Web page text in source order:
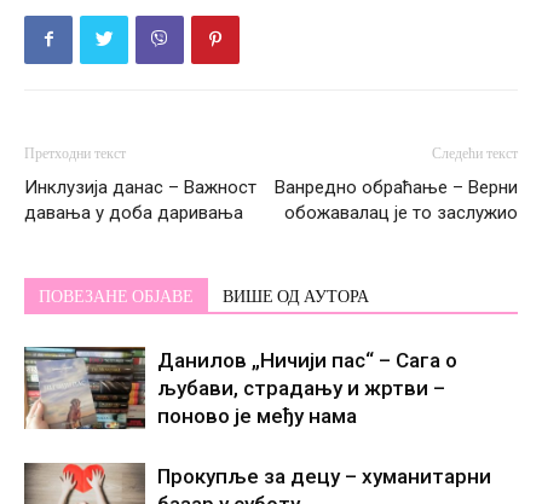
Претходни текст
Инклузија данас – Важност
давања у доба даривања
Следећи текст
Ванредно обраћање – Верни
обожавалац је то заслужио
ПОВЕЗАНЕ ОБЈАВЕ ВИШЕ ОД АУТОРА
Данилов „Ничији пас“ – Сага о
љубави, страдању и жртви –
поново је међу нама
Прокупље за децу – хуманитарни